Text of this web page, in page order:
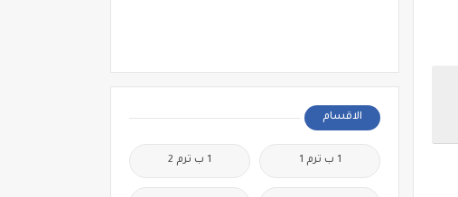
الاقسام
1 ب ترم 1 1 ب ترم 2